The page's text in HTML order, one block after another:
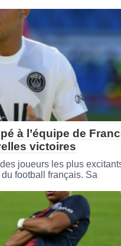
à l’équipe de
victoires
joueurs les plus
football français. Sa